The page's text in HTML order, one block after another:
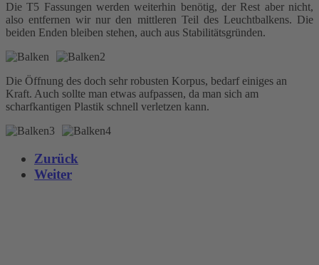
Die T5 Fassungen werden weiterhin benötig, der Rest aber nicht,
also entfernen wir nur den mittleren Teil des Leuchtbalkens. Die
beiden Enden bleiben stehen, auch aus Stabilitätsgründen.
Die Öffnung des doch sehr robusten Korpus, bedarf einiges an
Kraft. Auch sollte man etwas aufpassen, da man sich am
scharfkantigen Plastik schnell verletzen kann.
Zurück
Weiter